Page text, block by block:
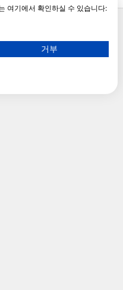
여기에서 확인하실 수 있습니다:
에만 적용됩니다.
니다:
on a device
advertising
content
거부